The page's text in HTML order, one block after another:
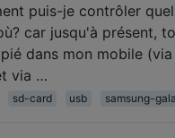
puis-je contrôler
car jusqu'à présent,
dans mon mobile
via …
sd-card usb samsung-